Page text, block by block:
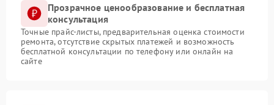
Прозрачное ценообразование и бесплатная
консультация
Точные прайс-листы, предварительная оценка стоимости
ремонта, отсутствие скрытых платежей и возможность
бесплатной консультации по телефону или онлайн на
сайте